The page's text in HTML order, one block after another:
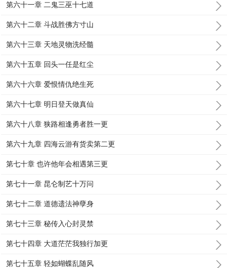
第六十一章 二鬼三巫十七道
第六十二章 斗战胜佛方寸山
第六十三章 天地灵物洗经髓
第六十五章 回头一任是红尘
第六十六章 爱恨情仇绝生死
第六十七章 明日登天做真仙
第六十八章 狭路相逢勇者胜一更
第六十九章 四海云游有货卖第二更
第七十章 也许他年会相遇第三更
第七十一章 昆仑制艺十万问
第七十二章 道德遗法神孽身
第七十三章 秘传入心封灵禁
第七十四章 大道茫茫我独行加更
第七十五章 轻如蝴蝶乱随风